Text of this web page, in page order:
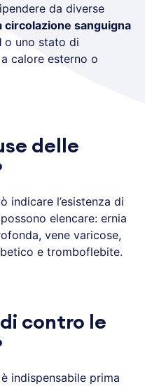
da diverse
circolazione sanguigna
o uno stato di
calore esterno o
delle
indicare l’esistenza di
elencare: ernia
vene varicose,
e tromboflebite.
contro le
è indispensabile prima